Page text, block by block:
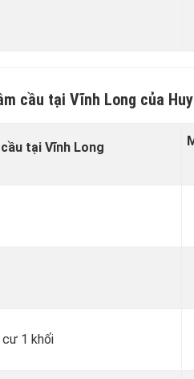
cầu tại Vĩnh Long của
tại Vĩnh Long
cư 1 khối